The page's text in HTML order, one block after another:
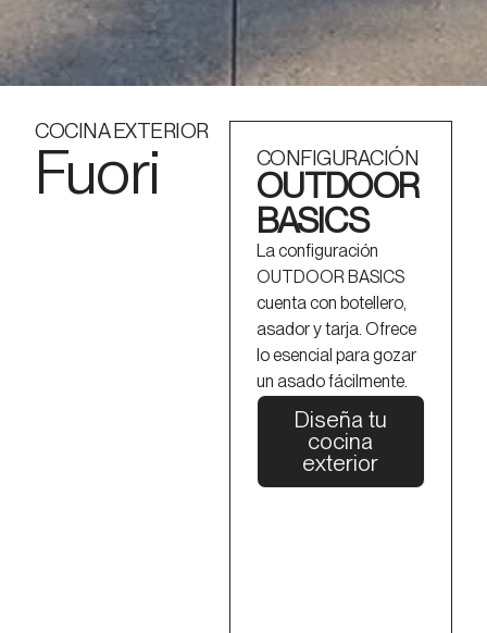
COCINA EXTERIOR
Fuori CONFIGURACIÓN
OUTDOOR
BASICS
La configuración
OUTDOOR BASICS
cuenta con botellero,
asador y tarja. Ofrece
lo esencial para gozar
un asado fácilmente.
Diseña tu
cocina
exterior